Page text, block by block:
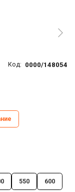
Код: 0000/148054
550 600